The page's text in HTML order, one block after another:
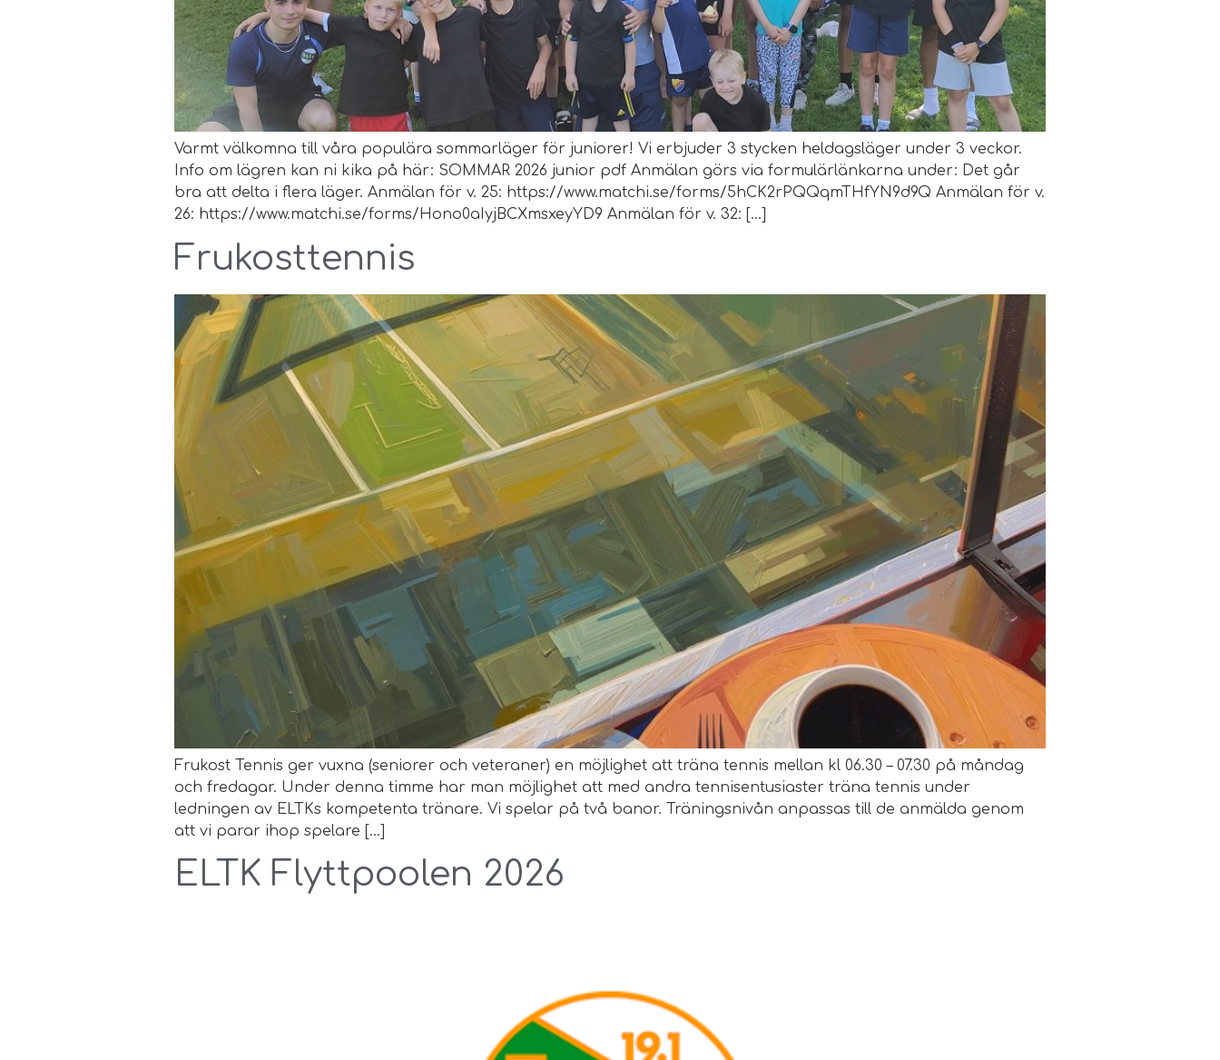
Varmt välkomna till våra populära sommarläger för juniorer! Vi erbjuder 3 stycken heldagsläger under 3 veckor.
Info om lägren kan ni kika på här: SOMMAR 2026 junior pdf Anmälan görs via formulärlänkarna under: Det går
bra att delta i flera läger. Anmälan för v. 25: https://www.matchi.se/forms/5hCK2rPQQqmTHfYN9d9Q Anmälan för v.
26: https://www.matchi.se/forms/Hono0aIyjBCXmsxeyYD9 Anmälan för v. 32: […]
Frukosttennis
Frukost Tennis ger vuxna (seniorer och veteraner) en möjlighet att träna tennis mellan kl 06.30 – 07.30 på måndag
och fredagar. Under denna timme har man möjlighet att med andra tennisentusiaster träna tennis under
ledningen av ELTKs kompetenta tränare. Vi spelar på två banor. Träningsnivån anpassas till de anmälda genom
att vi parar ihop spelare […]
ELTK Flyttpoolen 2026